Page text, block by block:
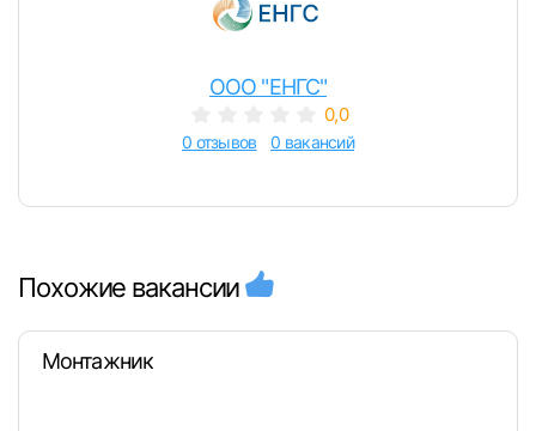
Уфа
ООО "ЕНГС"
0,0
0 отзывов 0 вакансий
Похожие вакансии
Монтажник